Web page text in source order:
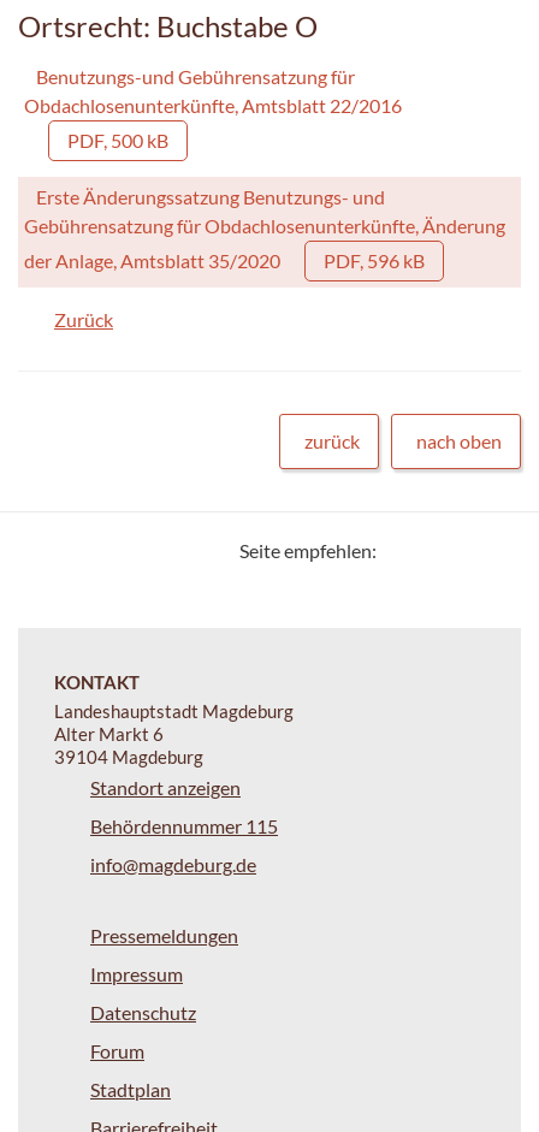
Ortsrecht: Buchstabe O
Benutzungs-und Gebührensatzung für
Obdachlosenunterkünfte, Amtsblatt 22/2016
PDF, 500 kB
Erste Änderungssatzung Benutzungs- und
Gebührensatzung für Obdachlosenunterkünfte, Änderung
der Anlage, Amtsblatt 35/2020
PDF, 596 kB
Zurück
zurück nach oben
Seite empfehlen:
KONTAKT
Landeshauptstadt Magdeburg
Alter Markt 6
39104 Magdeburg
Standort anzeigen
Behördennummer 115
info@magdeburg.de
Pressemeldungen
Impressum
Datenschutz
Forum
Stadtplan
Barrierefreiheit